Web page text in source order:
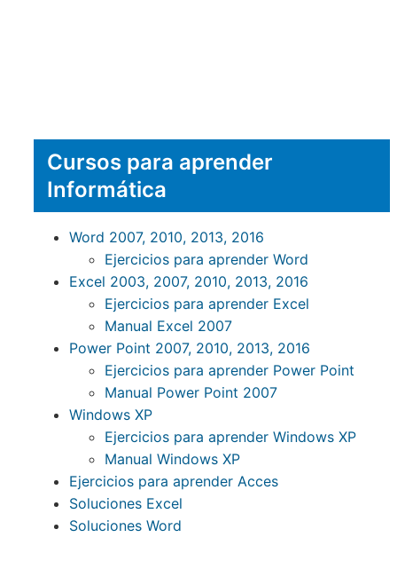
Cursos para aprender
Informática
Word 2007, 2010, 2013, 2016
Ejercicios para aprender Word
Excel 2003, 2007, 2010, 2013, 2016
Ejercicios para aprender Excel
Manual Excel 2007
Power Point 2007, 2010, 2013, 2016
Ejercicios para aprender Power Point
Manual Power Point 2007
Windows XP
Ejercicios para aprender Windows XP
Manual Windows XP
Ejercicios para aprender Acces
Soluciones Excel
Soluciones Word